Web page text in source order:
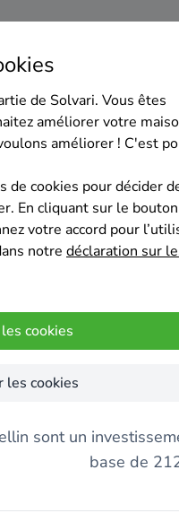
de Solvari. Vous êtes
améliorer votre
améliorer ! C'est
de cookies pour décider
En cliquant sur le
votre accord pour
notre déclaration sur
cookies
les cookies
Tellin
Top 20 des
et
sont un
base de